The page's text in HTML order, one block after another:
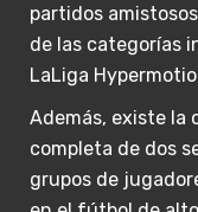
partidos
de las categorías
LaLiga
Además, existe la
completa de dos
grupos de